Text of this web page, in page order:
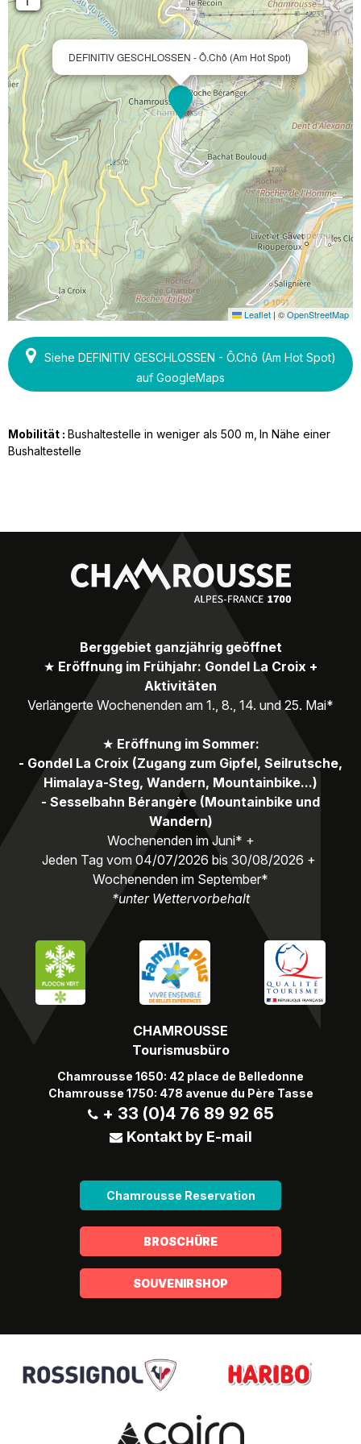
DEFINITIV GESCHLOSSEN - Ô.Chô (Am Hot Spot)
Leaflet | ©OpenStreetMap
Siehe DEFINITIV GESCHLOSSEN - Ô.Chô (Am Hot Spot)
auf GoogleMaps
Mobilität : Bushaltestelle in weniger als 500 m In Nähe einer
Bushaltestelle
CHAMROUSSE
Tourismusbüro
Chamrousse 1650: 42 place de Belledonne
Chamrousse 1750: 478 avenue du Père Tasse
+ 33 (0)4 76 89 92 65
Kontakt by E-mail
Chamrousse Reservation
Berggebiet ganzjährig geöffnet
★ Eröffnung im Frühjahr: Gondel La Croix +
Aktivitäten
Verlängerte Wochenenden am 1., 8., 14. und 25. Mai*
★ Eröffnung im Sommer:
- Gondel La Croix (Zugang zum Gipfel, Seilrutsche,
Himalaya-Steg, Wandern, Mountainbike...)
- Sesselbahn Bérangère (Mountainbike und
Wandern)
Wochenenden im Juni* +
Jeden Tag vom 04/07/2026 bis 30/08/2026 +
Wochenenden im September*
*unter Wettervorbehalt
BROSCHÜRE
SOUVENIRSHOP